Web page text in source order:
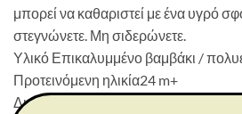
μπορεί να καθαριστεί με ένα υγρό
στεγνώνετε. Μη σιδερώνετε.
Υλικό Επικαλυμμένο βαμβάκι /
Προτεινόμενη ηλικία24 m+
Διαστάσεις (Cm) 24,5 x 14 x 11,5